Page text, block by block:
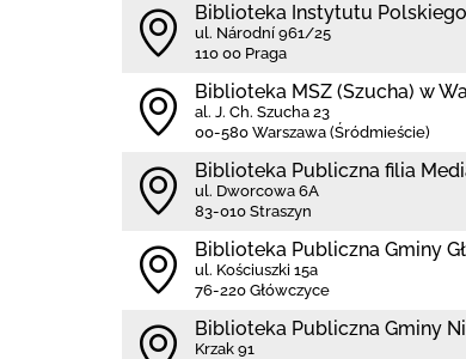
Biblioteka Instytutu
ul. Národní 961/25
110 00 Praga
Biblioteka MSZ (Szucha) w
al. J. Ch. Szucha 23
00-580 Warszawa (Śródmieście)
Biblioteka Publiczna filia
ul. Dworcowa 6A
83-010 Straszyn
Biblioteka Publiczna Gminy
ul. Kościuszki 15a
76-220 Główczyce
Biblioteka Publiczna Gminy
Krzak 91